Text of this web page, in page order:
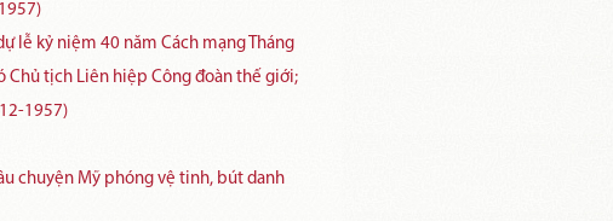
lễ kỷ niệm 40 năm Cách mạng Tháng
Chủ tịch Liên hiệp Công đoàn thế giới;
1957)
chuyện Mỹ phóng vệ tinh, bút danh